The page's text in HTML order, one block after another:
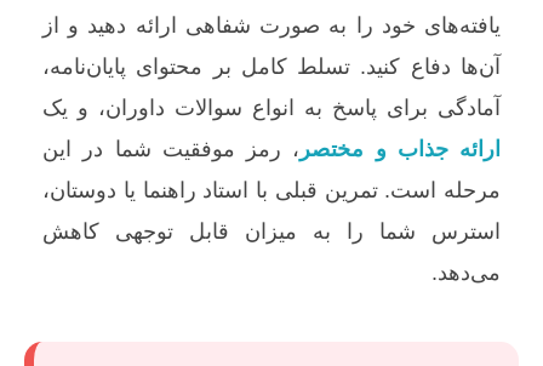
یافته‌های خود را به صورت شفاهی ارائه دهید و از
آن‌ها دفاع کنید. تسلط کامل بر محتوای پایان‌نامه،
آمادگی برای پاسخ به انواع سوالات داوران، و یک
ارائه جذاب و مختصر ، رمز موفقیت شما در این
مرحله است. تمرین قبلی با استاد راهنما یا دوستان،
استرس شما را به میزان قابل توجهی کاهش
می‌دهد.